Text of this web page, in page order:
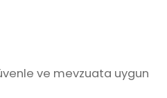
ve mevzuata uygun